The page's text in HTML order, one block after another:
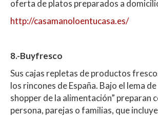
oferta de platos preparados a
http://casamanoloentucasa.es/
8.-Buyfresco
Sus cajas repletas de productos
los rincones de España. Bajo el lema
shopper de la alimentación” preparan
persona, parejas o familias, que